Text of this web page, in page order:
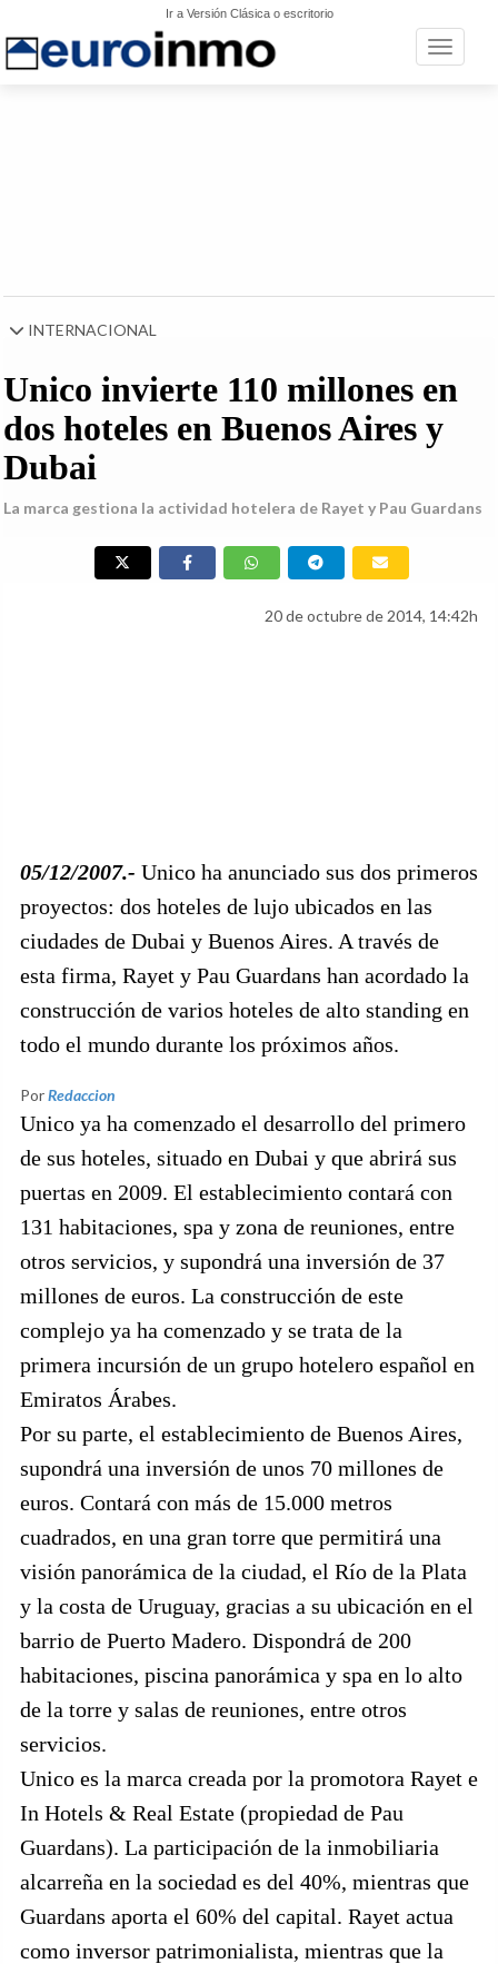
Ir a Versión Clásica o escritorio
Toggle
INTERNACIONAL
Unico invierte 110 millones en
dos hoteles en Buenos Aires y
Dubai
La marca gestiona la actividad hotelera de Rayet y Pau Guardans
20 de octubre de 2014, 14:42h
05/12/2007.- Unico ha anunciado sus dos primeros
proyectos: dos hoteles de lujo ubicados en las
ciudades de Dubai y Buenos Aires. A través de
esta firma, Rayet y Pau Guardans han acordado la
construcción de varios hoteles de alto standing en
todo el mundo durante los próximos años.
PorRedaccion
Unico ya ha comenzado el desarrollo del primero
de sus hoteles, situado en Dubai y que abrirá sus
puertas en 2009. El establecimiento contará con
131 habitaciones, spa y zona de reuniones, entre
otros servicios, y supondrá una inversión de 37
millones de euros. La construcción de este
complejo ya ha comenzado y se trata de la
primera incursión de un grupo hotelero español en
Emiratos Árabes.
Por su parte, el establecimiento de Buenos Aires,
supondrá una inversión de unos 70 millones de
euros. Contará con más de 15.000 metros
cuadrados, en una gran torre que permitirá una
visión panorámica de la ciudad, el Río de la Plata
y la costa de Uruguay, gracias a su ubicación en el
barrio de Puerto Madero. Dispondrá de 200
habitaciones, piscina panorámica y spa en lo alto
de la torre y salas de reuniones, entre otros
servicios.
Unico es la marca creada por la promotora Rayet e
In Hotels & Real Estate (propiedad de Pau
Guardans). La participación de la inmobiliaria
alcarreña en la sociedad es del 40%, mientras que
Guardans aporta el 60% del capital. Rayet actua
como inversor patrimonialista, mientras que la